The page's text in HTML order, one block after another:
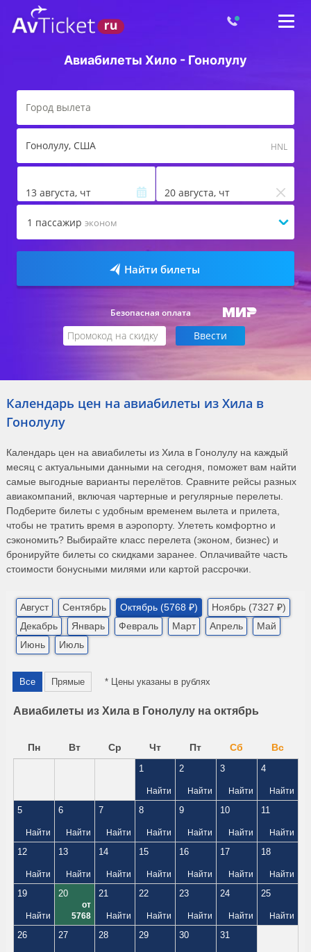
Авиабилеты Хило - Гонолулу
Гонолулу, США HNL
13 августа, чт 20 августа, чт
1 пассажир эконом
Найти билеты
Безопасная оплата
Календарь цен на авиабилеты из Хила в
Гонолулу
Календарь цен на авиабилеты из Хила в Гонолулу на каждый
месяц с актуальными данными на сегодня, поможет вам найти
самые выгодные варианты перелётов. Сравните рейсы разных
авиакомпаний, включая чартерные и регулярные перелеты.
Подберите билеты с удобным временем вылета и прилета,
чтобы не тратить время в аэропорту. Улететь комфортно и
сэкономить? Выбирайте класс перелета (эконом, бизнес) и
бронируйте билеты со скидками заранее. Оплачивайте часть
стоимости бонусными милями или картой рассрочки.
Август Сентябрь Октябрь (5768 ₽)
Ноябрь (7327 ₽)
Декабрь
Январь Февраль Март Апрель
Май
Июнь
Июль
Все Прямые * Цены указаны в рублях
Авиабилеты из Хила в Гонолулу на октябрь
Пн Вт Ср Чт Пт Сб Вс
1
Найти
2
Найти
3
Найти
4
Найти
5
Найти
6
Найти
7
Найти
8
Найти
9
Найти
10
Найти
11
Найти
12
Найти
13
Найти
14
Найти
15
Найти
16
Найти
17
Найти
18
Найти
19
Найти
20
от
5768
21
Найти
22
Найти
23
Найти
24
Найти
25
Найти
26 27 28 29 30 31